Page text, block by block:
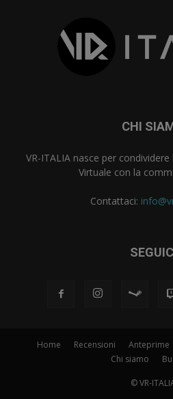
CHI
VR-ITALIA nasce per
Virtuale con la
Contattaci:
Home Recensioni Anteprime
Chi siamo
© VR-